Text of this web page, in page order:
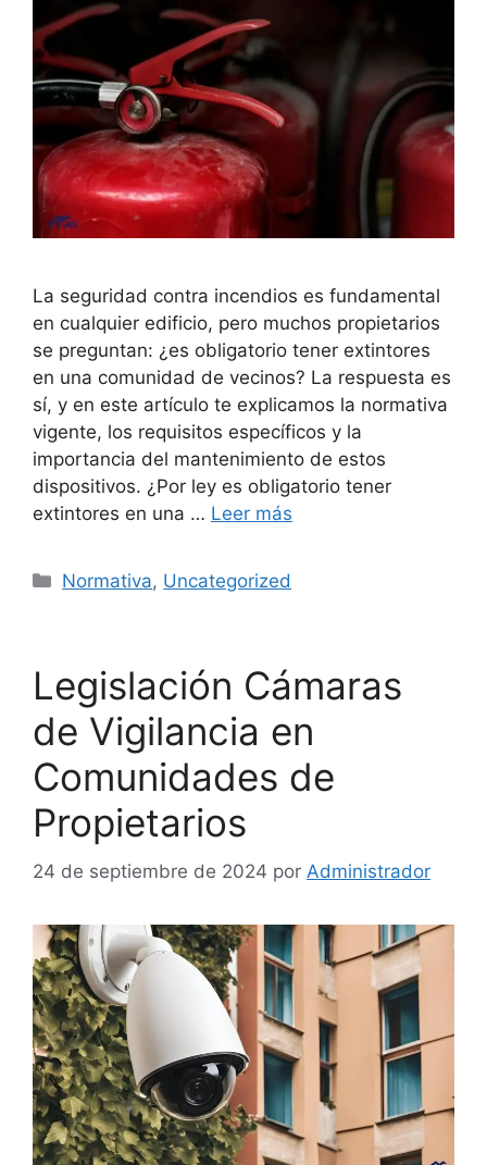
La seguridad contra incendios es fundamental
en cualquier edificio, pero muchos propietarios
se preguntan: ¿es obligatorio tener extintores
en una comunidad de vecinos? La respuesta es
sí, y en este artículo te explicamos la normativa
vigente, los requisitos específicos y la
importancia del mantenimiento de estos
dispositivos. ¿Por ley es obligatorio tener
extintores en una … Leer más
Categorías
Normativa, Uncategorized
Legislación Cámaras
de Vigilancia en
Comunidades de
Propietarios
24 de septiembre de 2024 por Administrador